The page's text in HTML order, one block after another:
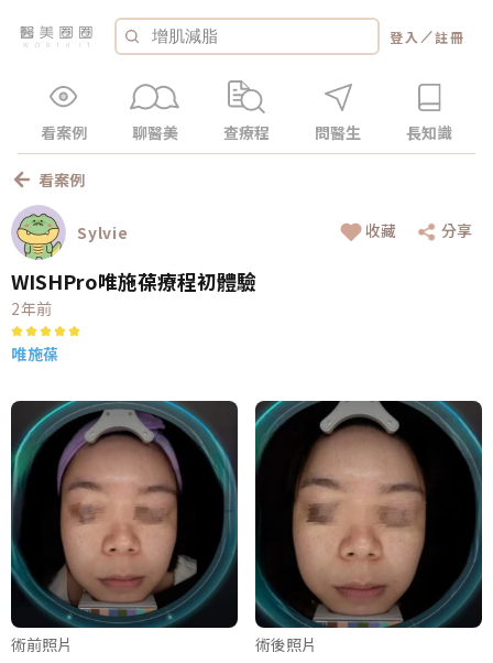
登入 ／註冊
看案例 聊醫美 查療程 問醫生 長知識
看案例
Sylvie 收藏 分享
WISHPro唯施葆療程初體驗
2年前
唯施葆
術前照片 術後照片